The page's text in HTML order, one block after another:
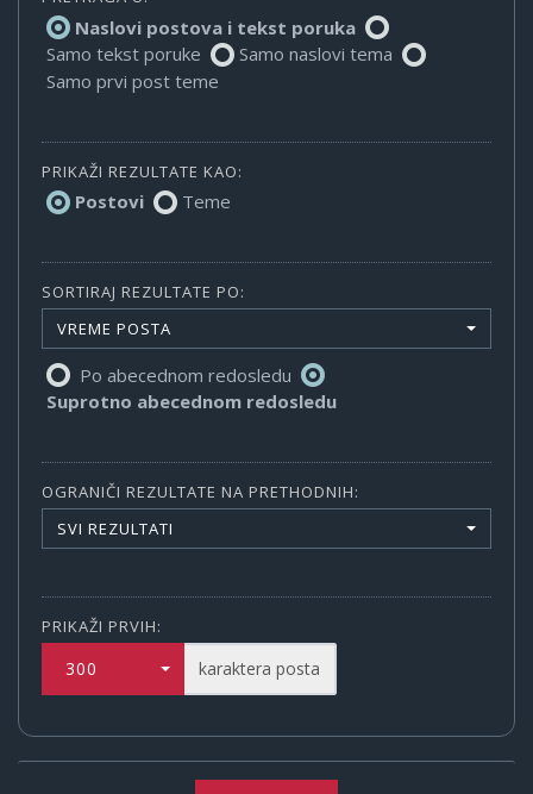
Naslovi postova i tekst poruka
Samo tekst poruke
Samo naslovi tema
Samo prvi post teme
PRIKAŽI REZULTATE KAO:
Postovi Teme
SORTIRAJ REZULTATE PO:
VREME POSTA
Po abecednom redosledu
Suprotno abecednom redosledu
OGRANIČI REZULTATE NA PRETHODNIH:
SVI REZULTATI
PRIKAŽI PRVIH:
300 karaktera posta